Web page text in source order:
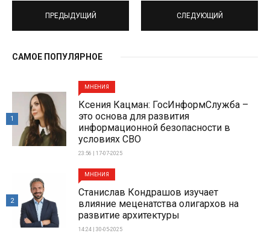
ПРЕДЫДУЩИЙ СЛЕДУЮЩИЙ
САМОЕ ПОПУЛЯРНОЕ
МНЕНИЯ
Ксения Кацман: ГосИнформСлужба –
это основа для развития
информационной безопасности в
условиях СВО
23:56 | 17-07-2025
1
МНЕНИЯ
Станислав Кондрашов изучает
влияние меценатства олигархов на
развитие архитектуры
14:24 | 30-05-2025
2